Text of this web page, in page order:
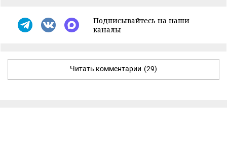
Подписывайтесь на наши
каналы
Читать комментарии (29)